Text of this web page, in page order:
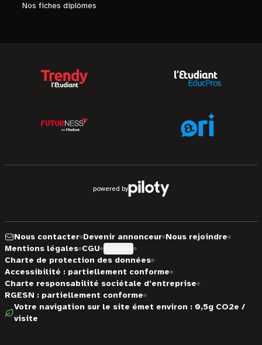
Nos fiches diplômes
powered by
Nous contacter Devenir annonceur Nous rejoindre
Mentions légales CGU
Charte de protection des données
Accessibilité : partiellement conforme
Charte responsabilité sociétale d'entreprise
RGESN : partiellement conforme
Votre navigation sur le site émet environ : 0,5g CO2e /
visite